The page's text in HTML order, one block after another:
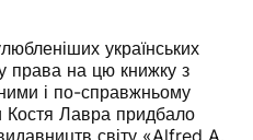
українських
права на цю книжку з
і по-справжньому
Костя Лавра придбало
світу «Alfred A.